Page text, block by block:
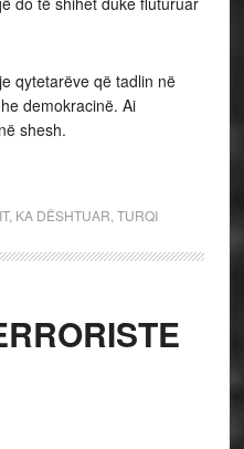
qytetarëve që tadlin në
demokracinë. Ai
shesh.
, KA DËSHTUAR TURQI